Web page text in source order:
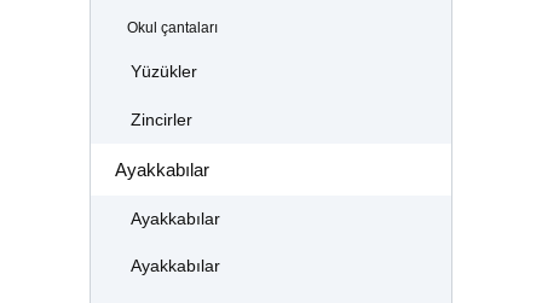
Okul çantaları
Yüzükler
Zincirler
Ayakkabılar
Ayakkabılar
Ayakkabılar